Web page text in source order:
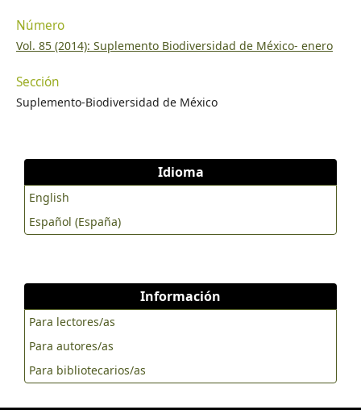
Número
Vol. 85 (2014): Suplemento Biodiversidad de México- enero
Sección
Suplemento-Biodiversidad de México
Idioma
English
Español (España)
Información
Para lectores/as
Para autores/as
Para bibliotecarios/as